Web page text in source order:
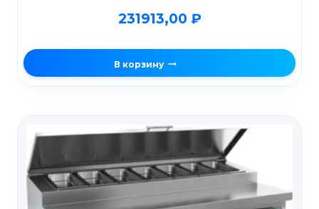
231913,00 ₽
В корзину